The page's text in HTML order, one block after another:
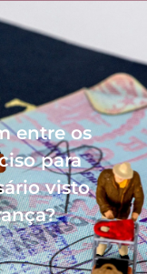
entre os
para
visto